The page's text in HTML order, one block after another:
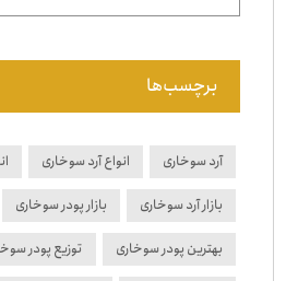
برچسب‌ها
آرد سوخاری انواع آرد سوخاری
بازار آرد سوخاری بازار پودر سوخاری
بهترین پودر سوخاری توزیع پودر